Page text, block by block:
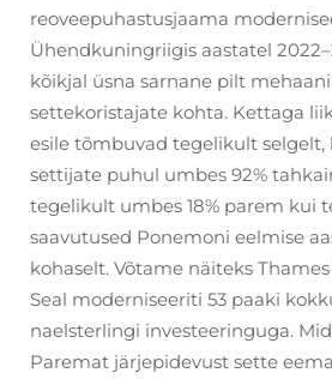
reoveepuhastusjaama
Ühendkuningriigis aastatel
kõikjal üsna sarnane pilt
settekoristajate kohta. Kettaga
esile tõmbuvad tegelikult selgelt,
settijate puhul umbes 92%
tegelikult umbes 18% parem kui
saavutused Ponemoni eelmise
kohaselt. Võtame näiteks
Seal moderniseeriti 53 paaki
naelsterlingi investeeringuga.
Paremat järjepidevust sette